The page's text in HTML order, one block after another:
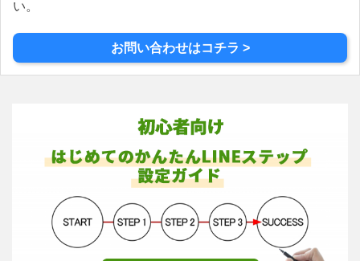
い。
お問い合わせはコチラ >